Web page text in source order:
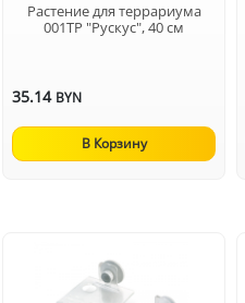
Растение для террариума
001TP "Рускус", 40 см
35.14 BYN
В Корзину